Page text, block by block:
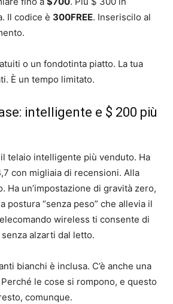
Il codice è 300FREE. Inseriscilo al
o un fondotinta piatto. La tua
È un tempo limitato.
intelligente e $ 200 più
telaio intelligente più venduto. Ha
con migliaia di recensioni. Alla
Ha un’impostazione di gravità zero,
postura “senza peso” che allevia il
wireless ti consente di
alzarti dal letto.
bianchi è inclusa. C’è anche una
le cose si rompono, e questo
comunque.